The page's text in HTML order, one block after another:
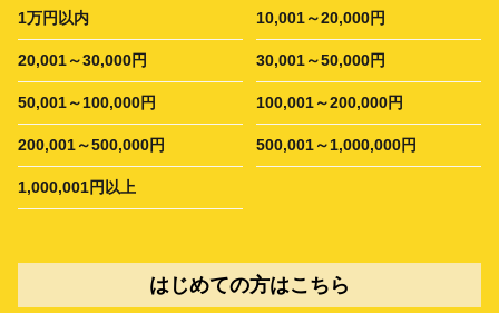
1万円以内 10,001～20,000円
20,001～30,000円 30,001～50,000円
50,001～100,000円 100,001～200,000円
200,001～500,000円 500,001～1,000,000円
1,000,001円以上
はじめての方はこちら